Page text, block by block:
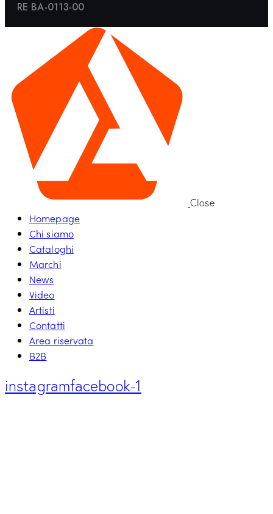
RE BA-0113-00
Close
Homepage
Chi siamo
Cataloghi
Marchi
News
Video
Artisti
Contatti
Area riservata
B2B
instagramfacebook-1